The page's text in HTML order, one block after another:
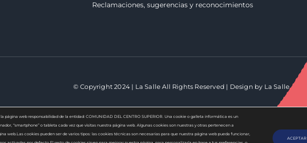
Reclamaciones, sugerencias y reconocimientos
© Copyright 2024 | La Salle All Rights Reserved | Design by La Salle
página web responsabilidad de la entidad: COMUNIDAD DEL CENTRO SUPERIOR. Una cookie o galleta informática es un
“smartphone” o tableta cada vez que visitas nuestra página web. Algunas cookies son nuestras y otras pertenecen a
web.Las cookies pueden ser de varios tipos: las cookies técnicas son necesarias para que nuestra página web pueda funcionar,
ACEPTAR